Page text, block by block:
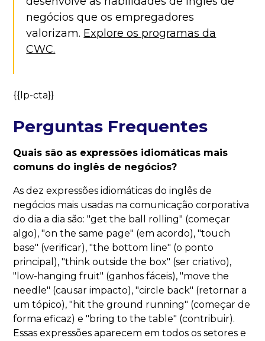
negócios que os empregadores
valorizam. Explore os programas da
CWC.
{{lp-cta}}
Perguntas Frequentes
Quais são as expressões idiomáticas mais
comuns do inglês de negócios?
As dez expressões idiomáticas do inglês de
negócios mais usadas na comunicação corporativa
do dia a dia são: "get the ball rolling" (começar
algo), "on the same page" (em acordo), "touch
base" (verificar), "the bottom line" (o ponto
principal), "think outside the box" (ser criativo),
"low-hanging fruit" (ganhos fáceis), "move the
needle" (causar impacto), "circle back" (retornar a
um tópico), "hit the ground running" (começar de
forma eficaz) e "bring to the table" (contribuir).
Essas expressões aparecem em todos os setores e